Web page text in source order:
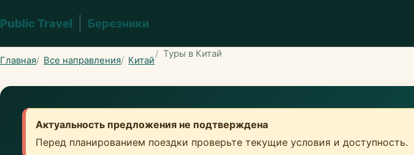
Public Travel Березники
Главная Все направления Китай
Туры в Китай
Актуальность предложения не подтверждена
Перед планированием поездки проверьте текущие условия и доступность.